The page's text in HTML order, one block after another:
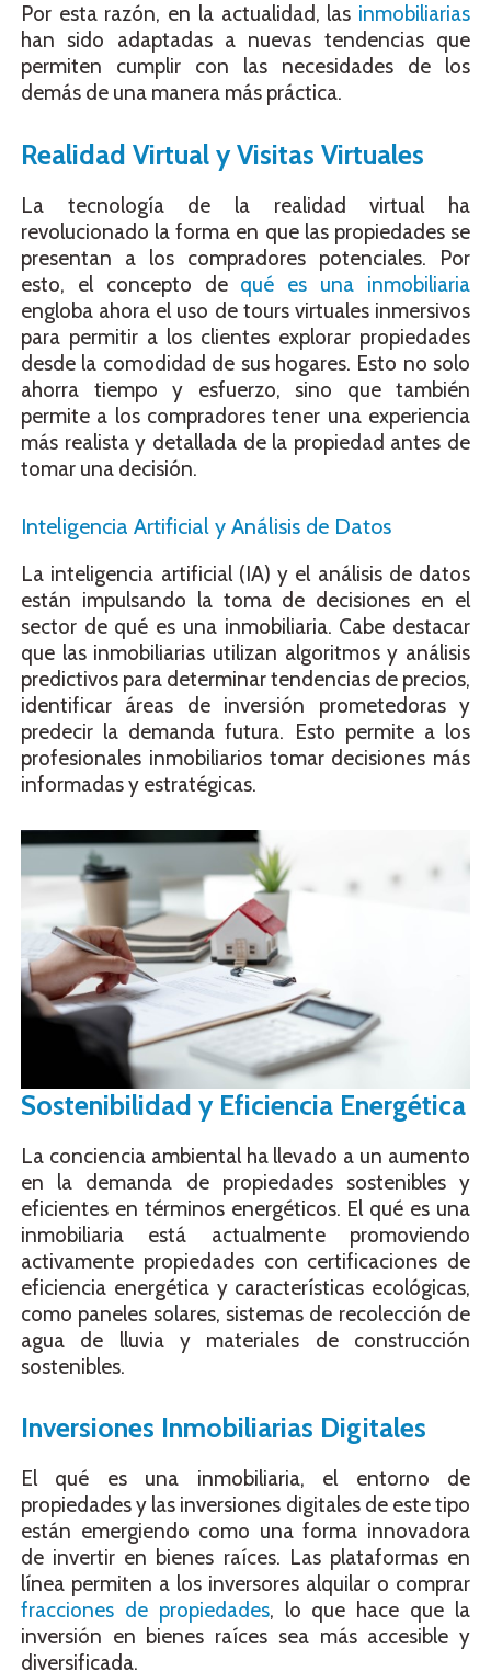
Por esta razón, en la actualidad, las inmobiliarias
han sido adaptadas a nuevas tendencias que
permiten cumplir con las necesidades de los
demás de una manera más práctica.
Realidad Virtual y Visitas Virtuales
La tecnología de la realidad virtual ha
revolucionado la forma en que las propiedades se
presentan a los compradores potenciales. Por
esto, el concepto de qué es una inmobiliaria
engloba ahora el uso de tours virtuales inmersivos
para permitir a los clientes explorar propiedades
desde la comodidad de sus hogares. Esto no solo
ahorra tiempo y esfuerzo, sino que también
permite a los compradores tener una experiencia
más realista y detallada de la propiedad antes de
tomar una decisión.
Inteligencia Artificial y Análisis de Datos
La inteligencia artificial (IA) y el análisis de datos
están impulsando la toma de decisiones en el
sector de qué es una inmobiliaria. Cabe destacar
que las inmobiliarias utilizan algoritmos y análisis
predictivos para determinar tendencias de precios,
identificar áreas de inversión prometedoras y
predecir la demanda futura. Esto permite a los
profesionales inmobiliarios tomar decisiones más
informadas y estratégicas.
Sostenibilidad y Eficiencia Energética
La conciencia ambiental ha llevado a un aumento
en la demanda de propiedades sostenibles y
eficientes en términos energéticos. El qué es una
inmobiliaria está actualmente promoviendo
activamente propiedades con certificaciones de
eficiencia energética y características ecológicas,
como paneles solares, sistemas de recolección de
agua de lluvia y materiales de construcción
sostenibles.
Inversiones Inmobiliarias Digitales
El qué es una inmobiliaria, el entorno de
propiedades y las inversiones digitales de este tipo
están emergiendo como una forma innovadora
de invertir en bienes raíces. Las plataformas en
línea permiten a los inversores alquilar o comprar
fracciones de propiedades, lo que hace que la
inversión en bienes raíces sea más accesible y
diversificada.